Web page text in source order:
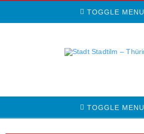
TOGGLE MENU
TOGGLE MENU